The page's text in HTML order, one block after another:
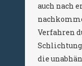
auch nach
Verfahren
die